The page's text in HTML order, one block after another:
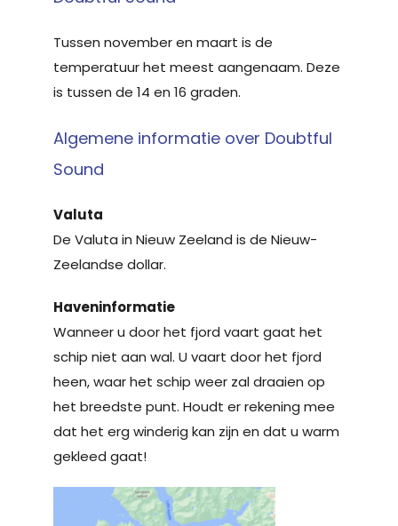
Tussen november en maart is de
temperatuur het meest aangenaam. Deze
is tussen de 14 en 16 graden.
Algemene informatie over Doubtful
Sound
Valuta
De Valuta in Nieuw Zeeland is de Nieuw-
Zeelandse dollar.
Haveninformatie
Wanneer u door het fjord vaart gaat het
schip niet aan wal. U vaart door het fjord
heen, waar het schip weer zal draaien op
het breedste punt. Houdt er rekening mee
dat het erg winderig kan zijn en dat u warm
gekleed gaat!